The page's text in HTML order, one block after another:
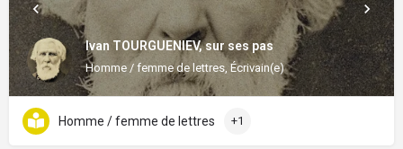
Ivan TOURGUENIEV, sur ses pas
Homme / femme de lettres, Écrivain(e)
Homme / femme de lettres +1